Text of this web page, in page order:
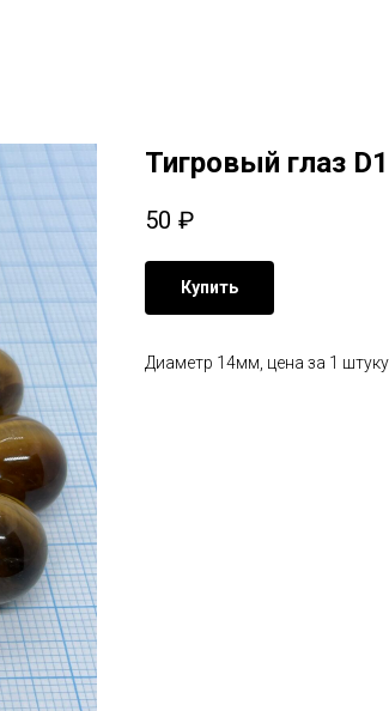
Тигровый глаз
50 ₽
Купить
Диаметр 14мм, цена за 1 штуку